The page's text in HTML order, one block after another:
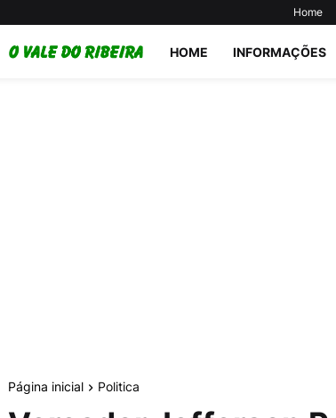
Home
HOME INFORMAÇÕES
Página inicial Politica